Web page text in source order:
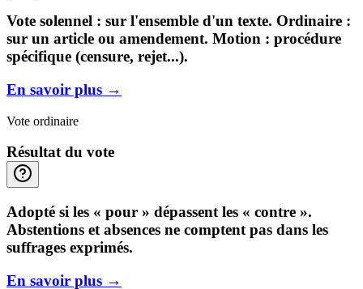
Vote solennel : sur l'ensemble d'un texte. Ordinaire :
sur un article ou amendement. Motion : procédure
spécifique (censure, rejet...).
En savoir plus →
Vote ordinaire
Résultat du vote
Adopté si les « pour » dépassent les « contre ».
Abstentions et absences ne comptent pas dans les
suffrages exprimés.
En savoir plus →